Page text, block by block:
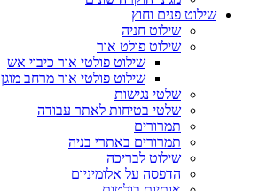
שילוט פנים וחוץ
שילוט חניה
שילוט פולט אור
שילוט פולטי אור כיבוי אש
שילוט פולטי אור מרחב מוגן
שלטי נגישות
שלטי בטיחות לאתר עבודה
תמרורים
תמרורים באתרי בניה
שילוט לבריכה
הדפסה על אלומיניום